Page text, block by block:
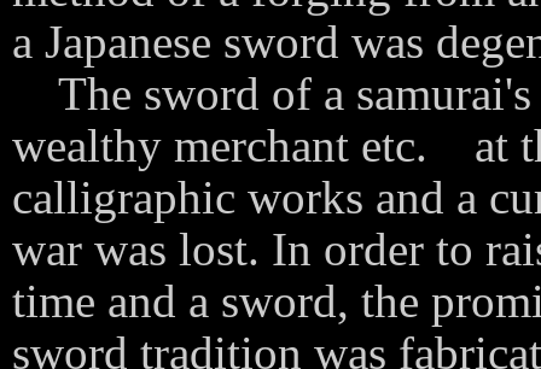
a Japanese sword was
The sword of a
wealthy merchant etc. at
calligraphic works and a
war was lost. In order to
time and a sword, the
sword tradition was